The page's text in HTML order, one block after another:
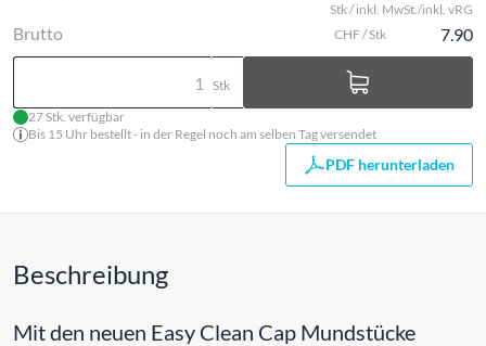
Stk / inkl. MwSt./inkl. vRG
Brutto CHF / Stk 7.90
Stk
27 Stk. verfügbar
Bis 15 Uhr bestellt - in der Regel noch am selben Tag versendet
PDF herunterladen
Beschreibung
Mit den neuen Easy Clean Cap Mundstücke